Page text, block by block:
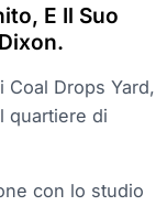
E Il Suo
Drops Yard,
quartiere di
con lo studio